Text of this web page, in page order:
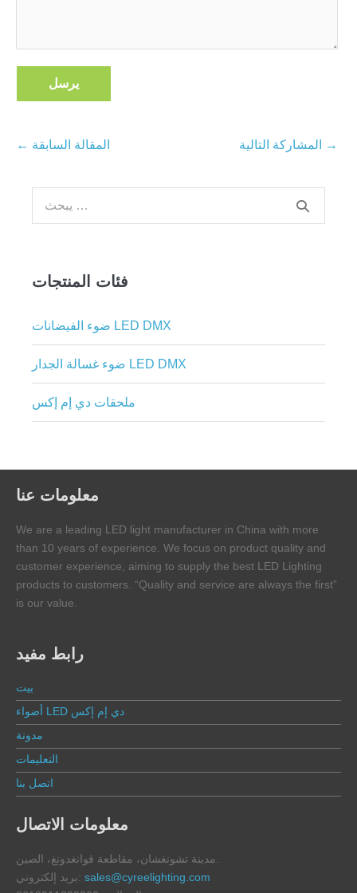
مشاركة
← المقالة السابقة المشاركة التالية →
فئات المنتجات
ضوء الفيضانات LED DMX
ضوء غسالة الجدار LED DMX
ملحقات دي إم إكس
معلومات عنا
We are a leading LED light manufacturer in China with more
than 10 years of experience. We focus on product quality and
customer experience, aiming to supply the best LED Lighting
products to customers. “Quality and service are always the first”
is our value.
رابط مفيد
بيت
أضواء LED دي إم إكس
مدونة
التعليمات
اتصل بنا
معلومات الاتصال
بريد إلكتروني: sales@cyreelighting.com